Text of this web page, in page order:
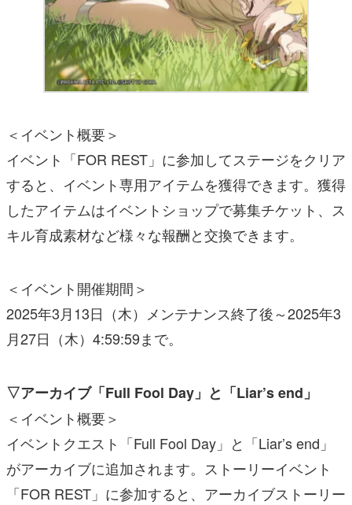
＜イベント概要＞
イベント「FOR REST」に参加してステージをクリア
すると、イベント専用アイテムを獲得できます。獲得
したアイテムはイベントショップで募集チケット、ス
キル育成素材など様々な報酬と交換できます。
＜イベント開催期間＞
2025年3月13日（木）メンテナンス終了後～2025年3
月27日（木）4:59:59まで。
▽アーカイブ「Full Fool Day」と「Liar’s end」
＜イベント概要＞
イベントクエスト「Full Fool Day」と「Liar’s end」
がアーカイブに追加されます。ストーリーイベント
「FOR REST」に参加すると、アーカイブストーリー